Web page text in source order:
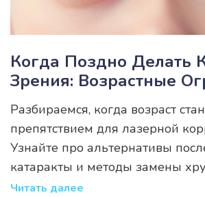
Когда Поздно Делать
Зрения: Возрастные
И Риски
Разбираемся, когда возраст
препятствием для лазерной
Узнайте про альтернативы
катаракты и методы замены
Читать далее